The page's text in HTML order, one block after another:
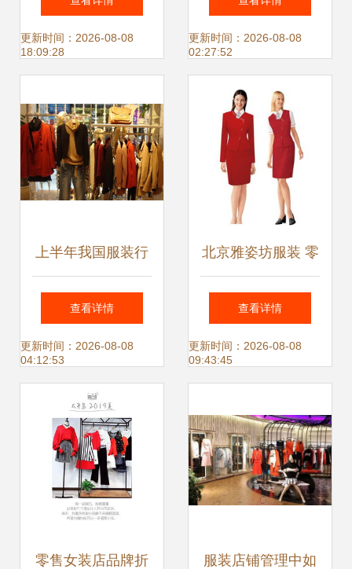
何助力品牌809810
更新时间：2026-08-08
18:09:28
高清细节图直击实
更新时间：2026-08-08
02:27:52
上半年我国服装行
业承压前行 需求持
续不振，服饰零售
承压加剧
查看详情
更新时间：2026-08-08
04:12:53
北京雅姿坊服装 零
售词典
查看详情
更新时间：2026-08-08
09:43:45
零售女装店品牌折 服装店铺管理中如